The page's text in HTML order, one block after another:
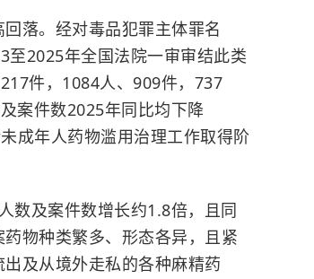
落。经对毒品犯罪主体罪名
2025年全国法院一审审结此类
件，1084人、909件，737
案件数2025年同比均下降
成年人药物滥用治理工作取得阶
数及案件数增长约1.8倍，且同
药物种类繁多、形态各异，且紧
及从境外走私的各种麻精药